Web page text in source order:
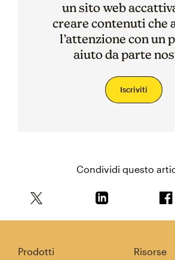
un sito web
creare contenuti che
l’attenzione con un
aiuto da parte
Iscriviti
Condividi questo
Prodotti Risorse